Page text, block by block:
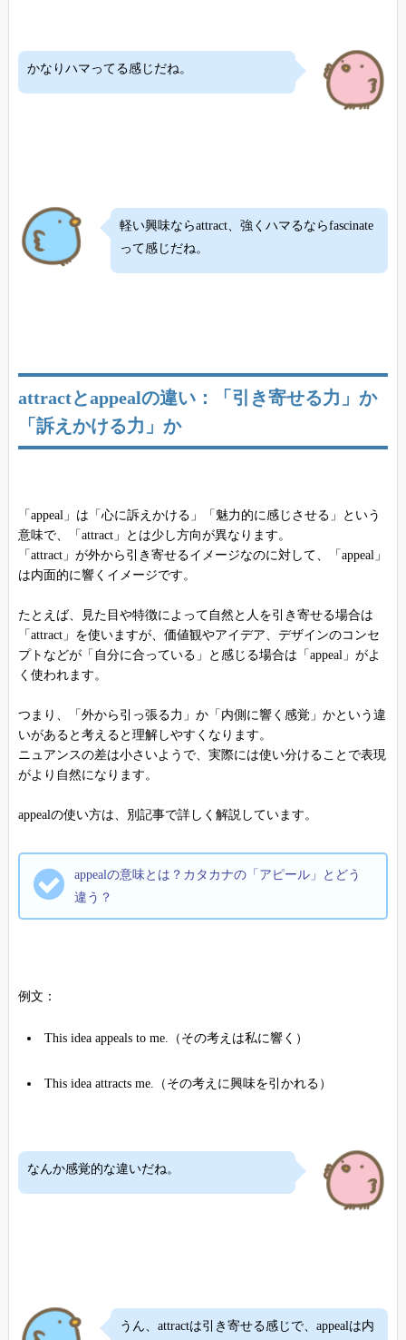
かなりハマってる感じだね。
軽い興味ならattract、強くハマるならfascinate
って感じだね。
attractとappealの違い：「引き寄せる力」か
「訴えかける力」か
「appeal」は「心に訴えかける」「魅力的に感じさせる」という
意味で、「attract」とは少し方向が異なります。
「attract」が外から引き寄せるイメージなのに対して、「appeal」
は内面的に響くイメージです。
たとえば、見た目や特徴によって自然と人を引き寄せる場合は
「attract」を使いますが、価値観やアイデア、デザインのコンセ
プトなどが「自分に合っている」と感じる場合は「appeal」がよ
く使われます。
つまり、「外から引っ張る力」か「内側に響く感覚」かという違
いがあると考えると理解しやすくなります。
ニュアンスの差は小さいようで、実際には使い分けることで表現
がより自然になります。
appealの使い方は、別記事で詳しく解説しています。
appealの意味とは？カタカナの「アピール」とどう
違う？
例文：
This idea appeals to me.（その考えは私に響く）
This idea attracts me.（その考えに興味を引かれる）
なんか感覚的な違いだね。
うん、attractは引き寄せる感じで、appealは内